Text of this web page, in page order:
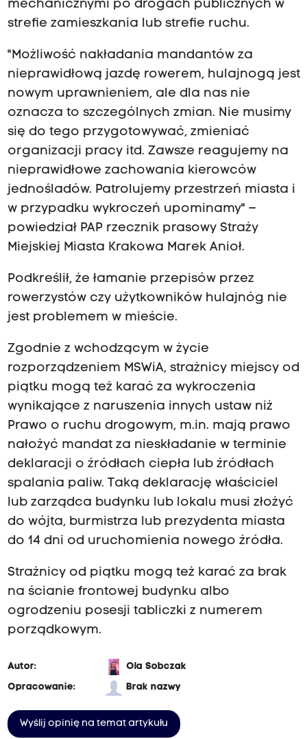
mechanicznymi po drogach publicznych w
strefie zamieszkania lub strefie ruchu.
"Możliwość nakładania mandantów za
nieprawidłową jazdę rowerem, hulajnogą jest
nowym uprawnieniem, ale dla nas nie
oznacza to szczególnych zmian. Nie musimy
się do tego przygotowywać, zmieniać
organizacji pracy itd. Zawsze reagujemy na
nieprawidłowe zachowania kierowców
jednośladów. Patrolujemy przestrzeń miasta i
w przypadku wykroczeń upominamy" –
powiedział PAP rzecznik prasowy Straży
Miejskiej Miasta Krakowa Marek Anioł.
Podkreślił, że łamanie przepisów przez
rowerzystów czy użytkowników hulajnóg nie
jest problemem w mieście.
Zgodnie z wchodzącym w życie
rozporządzeniem MSWiA, strażnicy miejscy od
piątku mogą też karać za wykroczenia
wynikające z naruszenia innych ustaw niż
Prawo o ruchu drogowym, m.in. mają prawo
nałożyć mandat za nieskładanie w terminie
deklaracji o źródłach ciepła lub źródłach
spalania paliw. Taką deklarację właściciel
lub zarządca budynku lub lokalu musi złożyć
do wójta, burmistrza lub prezydenta miasta
do 14 dni od uruchomienia nowego źródła.
Strażnicy od piątku mogą też karać za brak
na ścianie frontowej budynku albo
ogrodzeniu posesji tabliczki z numerem
porządkowym.
Autor:
Ola Sobczak
Opracowanie:
Brak nazwy
Wyślij opinię na temat artykułu